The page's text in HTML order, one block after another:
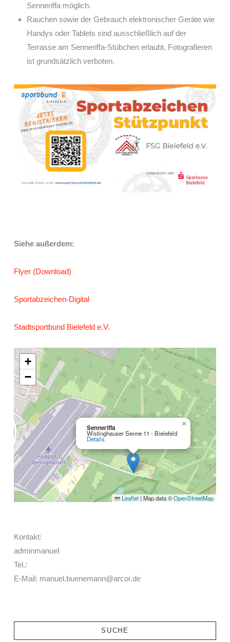
Senneriffa möglich.
Rauchen sowie der Gebrauch elektronischer Geräte wie
Handys oder Tablets sind ausschließlich auf der
Terrasse am Senneriffa-Stübchen erlaubt, Fotografieren
ist grundsätzlich verboten.
Siehe außerdem:
Flyer (Download)
Sportabzeichen-Digital
Stadtsportbund Bielefeld e.V.
Senneriffa
Wistinghauser Senne 11 - Bielefeld
Details
×
+
−
Leaflet | Map data ©OpenStreetMap
Kontakt:
adminmanuel
Tel.:
E-Mail: manuel.buenemann@arcor.de
SUCHE